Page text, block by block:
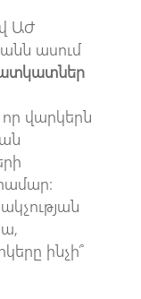
ԱԺ
ասում
վարկերն
ինչի՞